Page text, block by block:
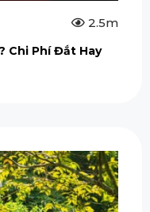
2.5m
Chi Phí Đắt Hay